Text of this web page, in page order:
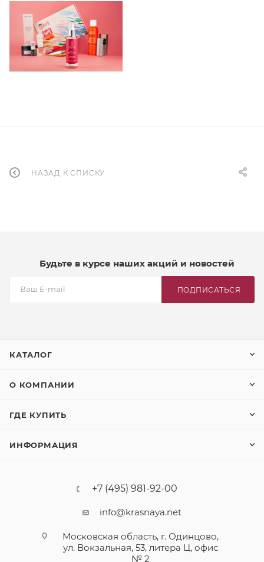
НАЗАД К СПИСКУ
Будьте в курсе наших акций и новостей
ПОДПИСАТЬСЯ
КАТАЛОГ
О КОМПАНИИ
ГДЕ КУПИТЬ
ИНФОРМАЦИЯ
+7 (495) 981-92-00
info@krasnaya.net
Московская область, г. Одинцово,
ул. Вокзальная, 53, литера Ц, офис
№ 2